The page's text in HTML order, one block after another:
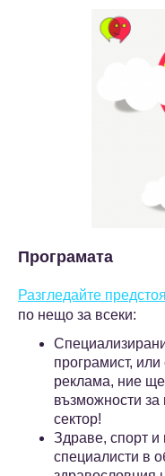
Програмата
Разгледайте
по нещо за всеки:
програмист,
реклама, ние
възможности
сектор!
Здраве, спорт и
специалисти в